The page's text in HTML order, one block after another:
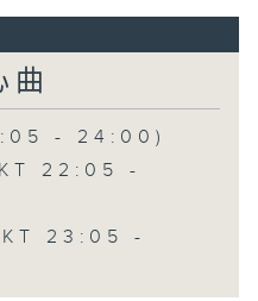
- 24:00)
22:05 -
23:05 -